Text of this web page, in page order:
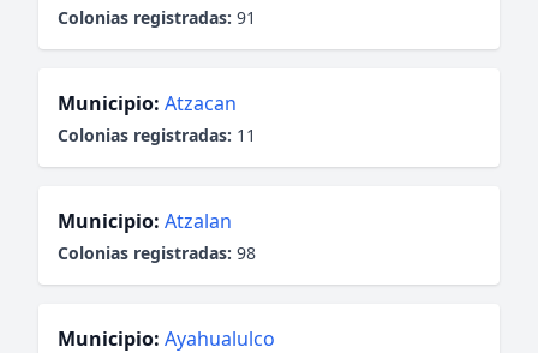
Colonias registradas: 91
Municipio: Atzacan
Colonias registradas: 11
Municipio: Atzalan
Colonias registradas: 98
Municipio: Ayahualulco